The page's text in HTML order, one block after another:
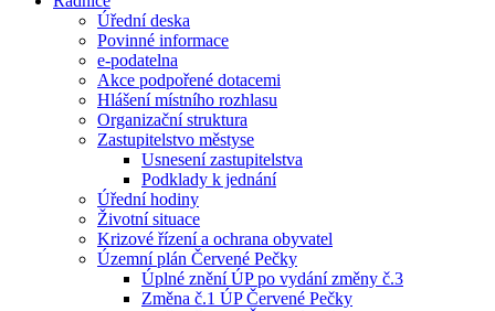
Úřední deska
Povinné informace
e-podatelna
Akce podpořené dotacemi
Hlášení místního rozhlasu
Organizační struktura
Zastupitelstvo městyse
Usnesení zastupitelstva
Podklady k jednání
Úřední hodiny
Životní situace
Krizové řízení a ochrana obyvatel
Územní plán Červené Pečky
Úplné znění ÚP po vydání změny č.3
Změna č.1 ÚP Červené Pečky